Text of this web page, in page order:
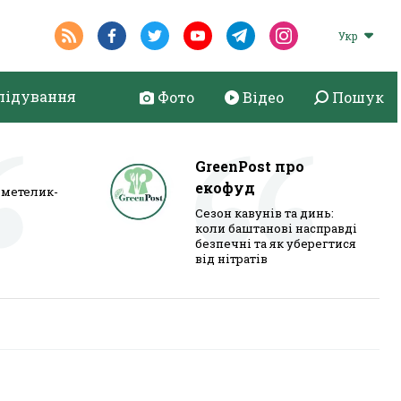
Укр
Фото Відео Пошук
GreenPost про
екофуд
Сезон кавунів та динь:
коли баштанові насправді
безпечні та як уберегтися
від нітратів